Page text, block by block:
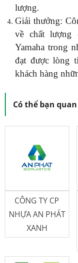
lượng.
Giải thưởng:
về chất lượng
Yamaha trong
đạt được lòng
khách hàng
Có thể bạn
CÔNG TY CP
NHỰA AN PHÁT
XANH